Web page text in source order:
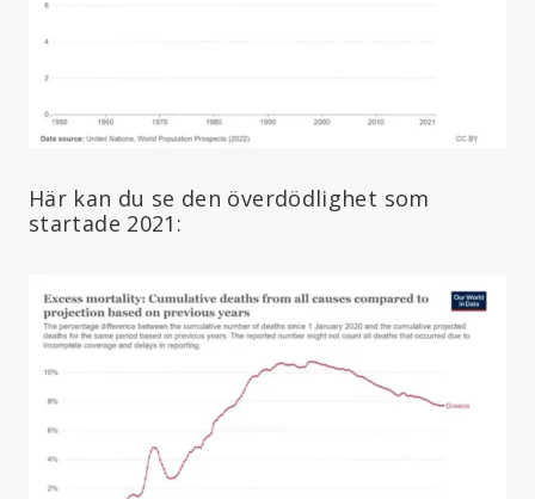
Här kan du se den överdödlighet som
startade 2021: